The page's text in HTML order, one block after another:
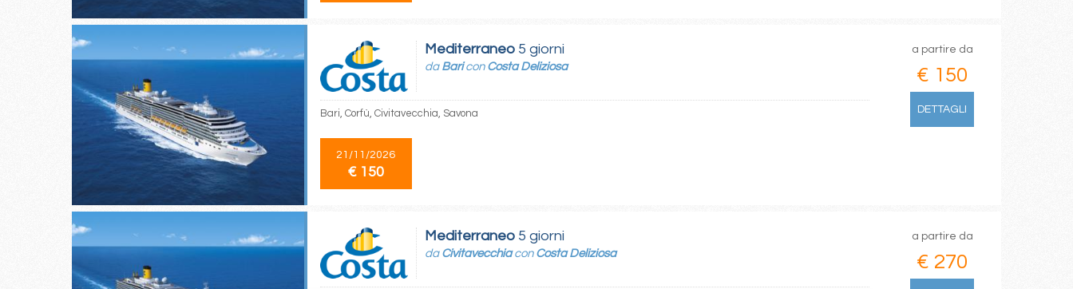
Mediterraneo 5 giorni
da Baricon Costa Deliziosa
Bari, Corfù, Civitavecchia, Savona
21/11/2026
€ 150
a partire da
€ 150
DETTAGLI
Mediterraneo 5 giorni
da Civitavecchiacon Costa Deliziosa
a partire da
€ 270